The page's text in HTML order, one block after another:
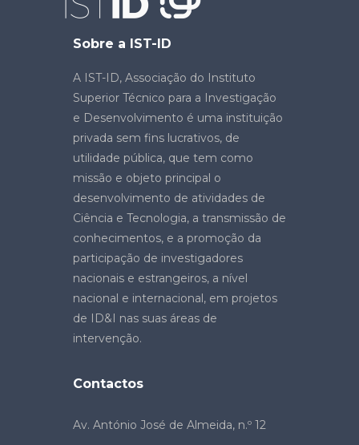
Sobre a IST-ID
A IST-ID, Associação do Instituto
Superior Técnico para a Investigação
e Desenvolvimento é uma instituição
privada sem fins lucrativos, de
utilidade pública, que tem como
missão e objeto principal o
desenvolvimento de atividades de
Ciência e Tecnologia, a transmissão de
conhecimentos, e a promoção da
participação de investigadores
nacionais e estrangeiros, a nível
nacional e internacional, em projetos
de ID&I nas suas áreas de
intervenção.
Contactos
Av. António José de Almeida, n.º 12